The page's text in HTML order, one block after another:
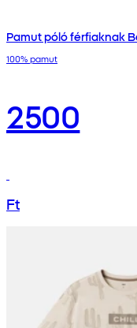
Pamut póló férfiaknak
100% pamut
2500
Ft